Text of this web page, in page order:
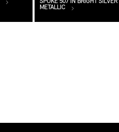
SPOKE 507 IN BRIGHT SILVER
METALLIC